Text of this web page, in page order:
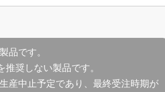
品です。
推奨しない製品です。
産中止予定であり、最終受注時期が